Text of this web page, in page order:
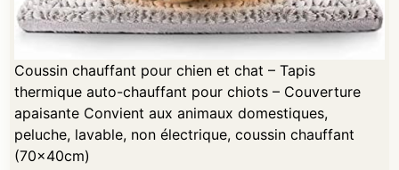
Coussin chauffant pour chien et chat – Tapis
thermique auto-chauffant pour chiots – Couverture
apaisante Convient aux animaux domestiques,
peluche, lavable, non électrique, coussin chauffant
(70x40cm)